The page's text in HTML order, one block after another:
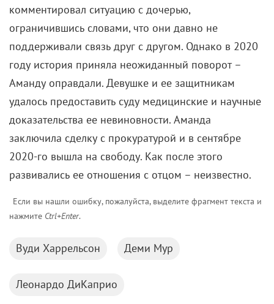
6 августа 2026
«Мастерская «12» Никиты Михалкова» и ON
Медиа запустили творческую лабораторию
для молодых режиссеров